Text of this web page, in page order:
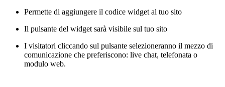
Permette di aggiungere il codice widget al tuo sito
Il pulsante del widget sarà visibile sul tuo sito
I visitatori cliccando sul pulsante selezioneranno il mezzo di
comunicazione che preferiscono: live chat, telefonata o
modulo web.